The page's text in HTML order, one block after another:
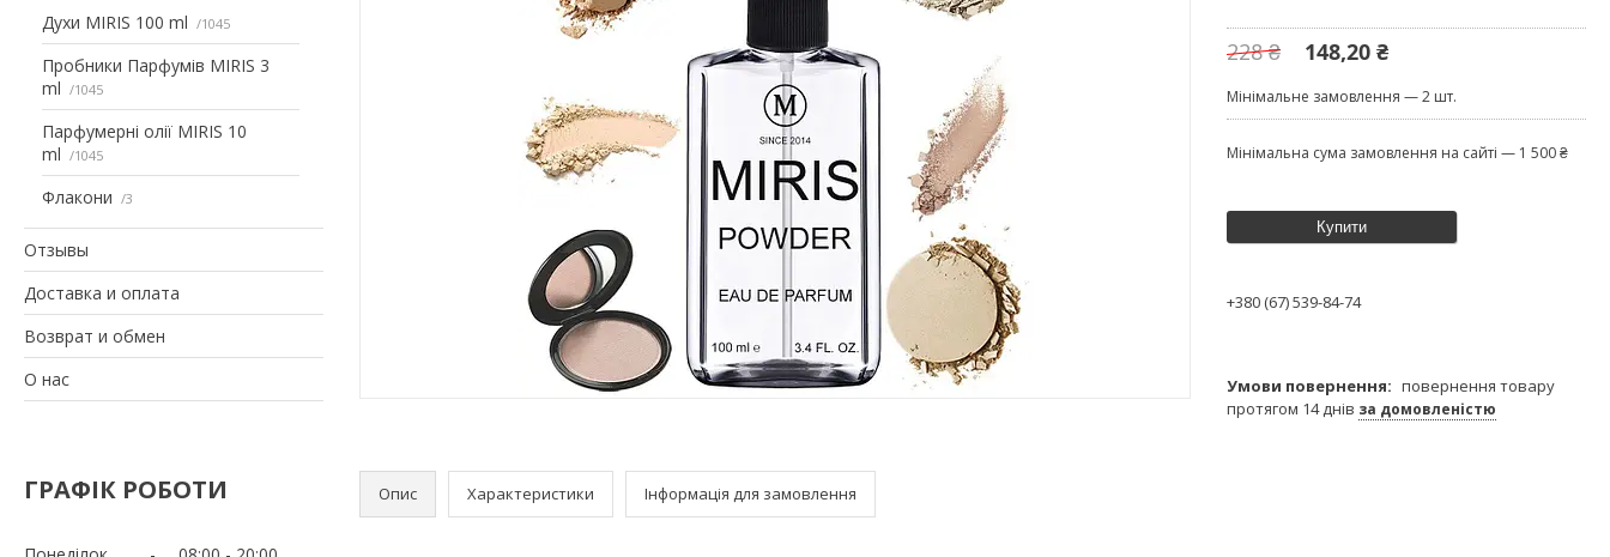
Духи MIRIS 100 ml 1045
Пробники Парфумів MIRIS 3
ml
1045
Парфумерні олії MIRIS 10
ml
1045
Флакони 3
Отзывы
Доставка и оплата
Возврат и обмен
О нас
ГРАФІК РОБОТИ Опис Характеристики Інформація для замовлення
228 ₴ 148,20 ₴
Мінімальне замовлення — 2 шт.
Мінімальна сума замовлення на сайті — 1 500 ₴
Купити
+380 (67) 539-84-74
повернення товару
протягом 14 днів за домовленістю